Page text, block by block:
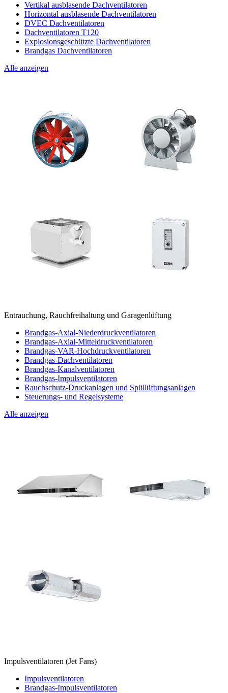
Vertikal ausblasende Dachventilatoren
Horizontal ausblasende Dachventilatoren
DVEC Dachventilatoren
Dachventilatoren T120
Explosionsgeschützte Dachventilatoren
Brandgas Dachventilatoren
Alle anzeigen
Entrauchung, Rauchfreihaltung und Garagenlüftung
Brandgas-Axial-Niederdruckventilatoren
Brandgas-Axial-Mitteldruckventilatoren
Brandgas-VAR-Hochdruckventilatoren
Brandgas-Dachventilatoren
Brandgas-Kanalventilatoren
Brandgas-Impulsventilatoren
Rauchschutz-Druckanlagen und Spüllüftungsanlagen
Steuerungs- und Regelsysteme
Alle anzeigen
Impulsventilatoren (Jet Fans)
Impulsventilatoren
Brandgas-Impulsventilatoren